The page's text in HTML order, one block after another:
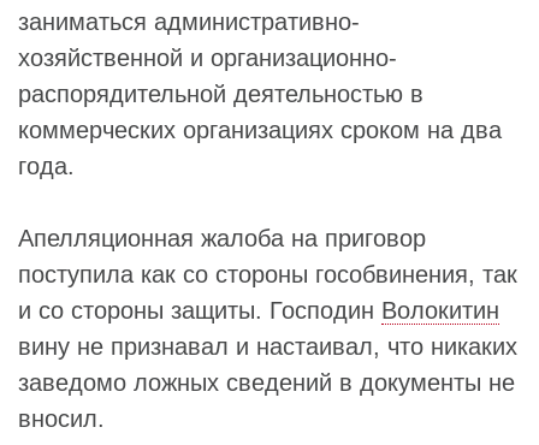
заниматься административно-
хозяйственной и организационно-
распорядительной деятельностью в
коммерческих организациях сроком на два
года.
Апелляционная жалоба на приговор
поступила как со стороны гособвинения, так
и со стороны защиты. Господин Волокитин
вину не признавал и настаивал, что никаких
заведомо ложных сведений в документы не
вносил.